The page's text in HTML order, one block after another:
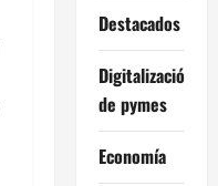
Destacados
Digitalización
de pymes
Economía